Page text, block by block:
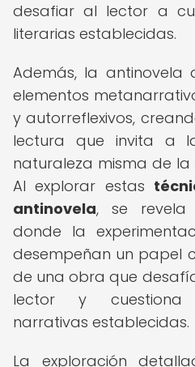
desafiar al lector a
literarias establecidas.
Además, la antinovela
elementos
y autorreflexivos,
lectura que invita a
naturaleza misma de
Al explorar estas
antinovela, se revela
donde la
desempeñan un papel
de una obra que
lector y cuestiona
narrativas establecidas.
La exploración